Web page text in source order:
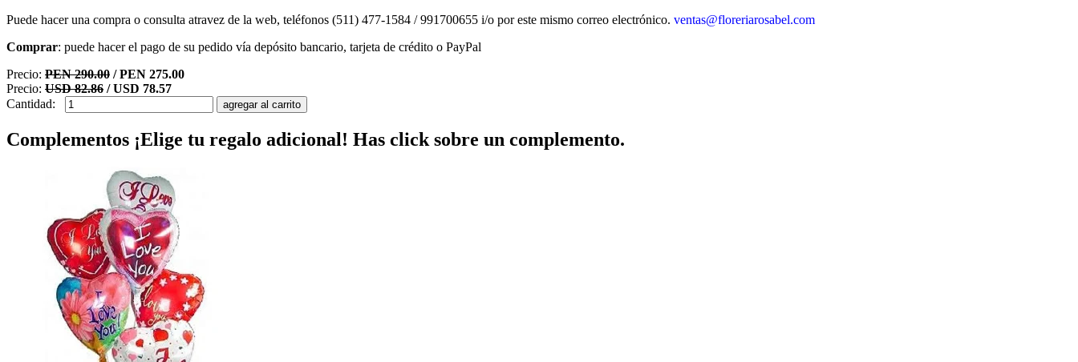
Puede hacer una compra o consulta atravez de la web, teléfonos (511) 477-1584 / 991700655 i/o por este mismo correo electrónico. ventas@floreriarosabel.com
Comprar: puede hacer el pago de su pedido vía depósito bancario, tarjeta de crédito o PayPal
Precio: PEN 290.00 / PEN 275.00
Precio: USD 82.86 / USD 78.57
Cantidad:
Complementos ¡Elige tu regalo adicional! Has click sobre un complemento.